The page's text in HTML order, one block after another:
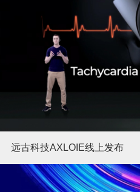
远古科技AXLOIE线上发布